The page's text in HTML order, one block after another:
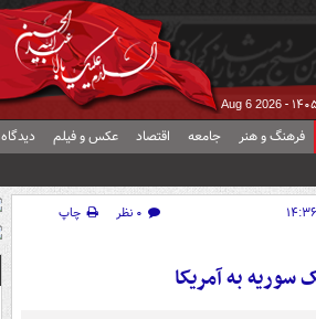
Aug 6 2026
فرهنگ و هنر جامعه اقتصاد عکس و فیلم دیدگاه
۰ نظر
چاپ
سوریه به آمریکا